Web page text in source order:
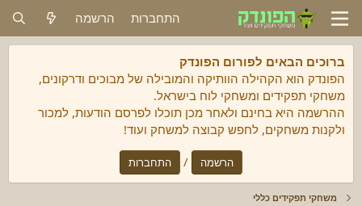
התחברות הרשמה
ברוכים הבאים לפורום הפונדק
הפונדק הוא הקהילה הוותיקה והמובילה של מבוכים ודרקונים,
משחקי תפקידים ומשחקי לוח בישראל.
ההרשמה היא בחינם ולאחר מכן תוכלו לפרסם הודעות, למכור
ולקנות משחקים, לחפש קבוצה למשחק ועוד!
הרשמה / התחברות
משחקי תפקידים כללי